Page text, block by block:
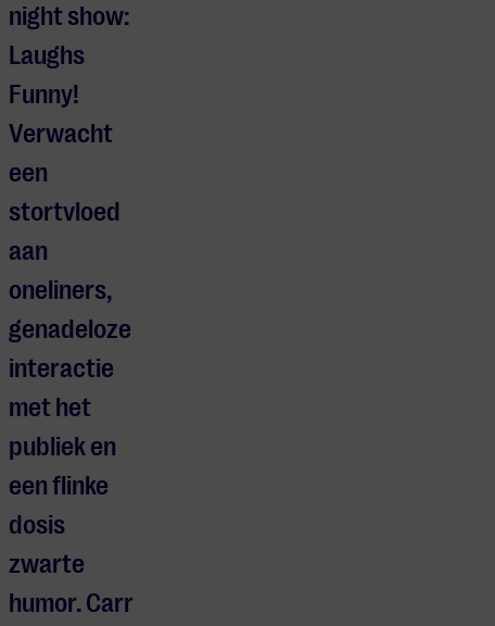
night show:
Laughs
Funny!
Verwacht
een
stortvloed
aan
oneliners,
genadeloze
interactie
met het
publiek en
een flinke
dosis
zwarte
humor. Carr